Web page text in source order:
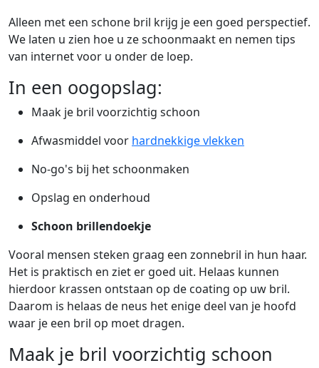
Alleen met een schone bril krijg je een goed perspectief.
We laten u zien hoe u ze schoonmaakt en nemen tips
van internet voor u onder de loep.
In een oogopslag:
Maak je bril voorzichtig schoon
Afwasmiddel voor hardnekkige vlekken
No-go's bij het schoonmaken
Opslag en onderhoud
Schoon brillendoekje
Vooral mensen steken graag een zonnebril in hun haar.
Het is praktisch en ziet er goed uit. Helaas kunnen
hierdoor krassen ontstaan op de coating op uw bril.
Daarom is helaas de neus het enige deel van je hoofd
waar je een bril op moet dragen.
Maak je bril voorzichtig schoon